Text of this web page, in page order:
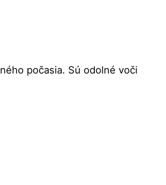
počasia. Sú odolné voči